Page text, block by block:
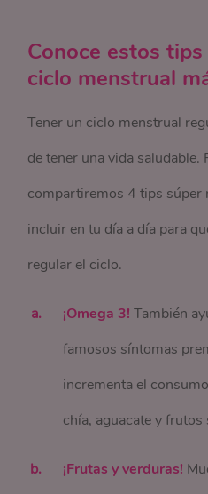
Conoce estos
ciclo menstrual
Tener un ciclo menstrual
de tener una vida saludable.
compartiremos 4 tips súper
incluir en tu día a día para
regular el ciclo.
¡Omega 3! También
famosos síntomas
incrementa el
chía, aguacate y frutos
¡Frutas y verduras!